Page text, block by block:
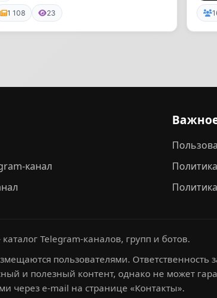
1 108 23
канал
Telegram-каналов, групп и ботов.
пользователями.
и полезный контент, однако не может
через e-mail на странице «Контакты».